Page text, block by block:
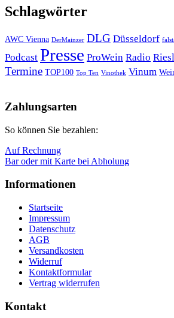
Schlagwörter
AWC Vienna DerMainzer DLG Düsseldorf
Podcast Presse ProWein Radio
Termine TOP100 Top Ten Vinothek Vinum
oben
Zahlungsarten
So können Sie bezahlen:
Auf Rechnung
Bar oder mit Karte bei Abholung
Informationen
Startseite
Impressum
Datenschutz
AGB
Versandkosten
Widerruf
Kontaktformular
Vertrag widerrufen
Kontakt